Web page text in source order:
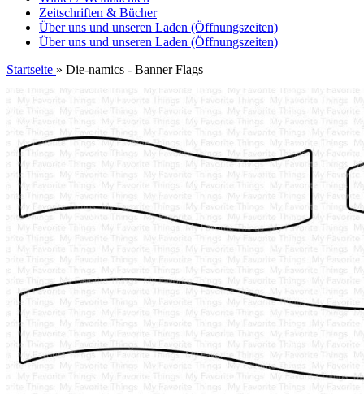
Zeitschriften & Bücher
Über uns und unseren Laden (Öffnungszeiten)
Über uns und unseren Laden (Öffnungszeiten)
Startseite » Die-namics - Banner Flags